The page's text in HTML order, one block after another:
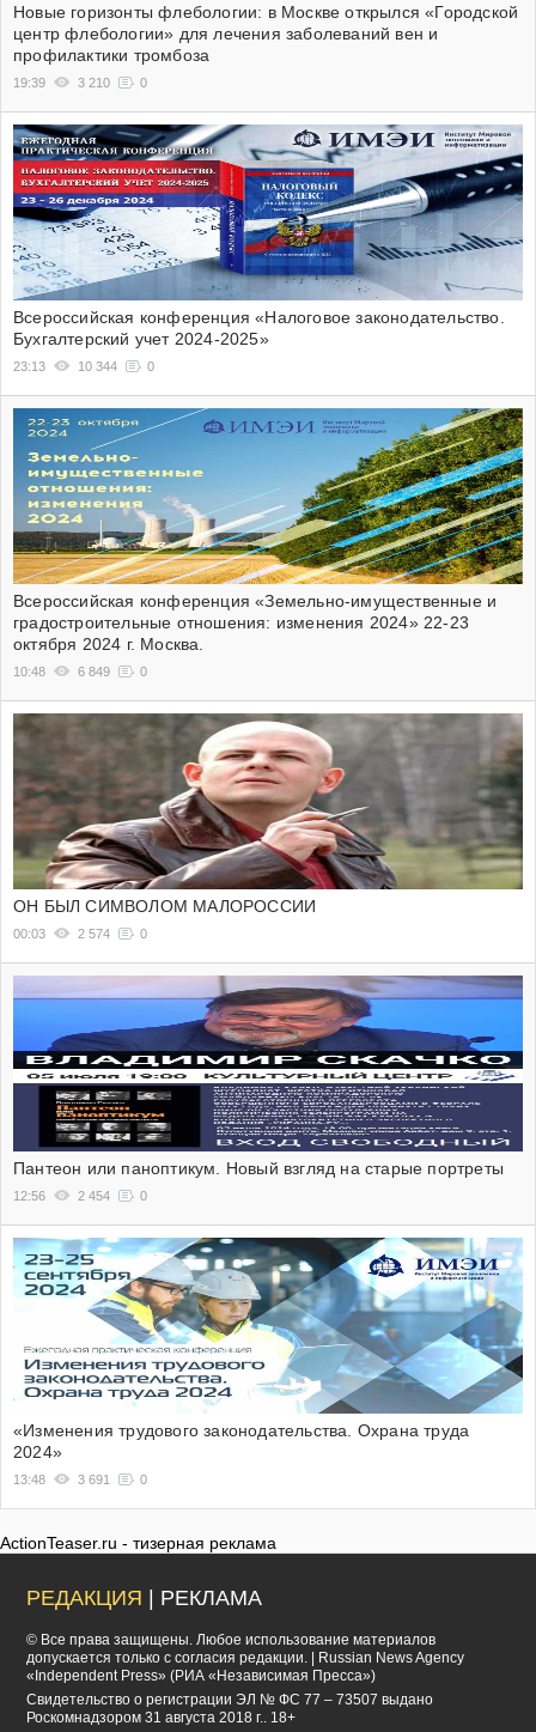
Новые горизонты флебологии: в Москве открылся «Городской
центр флебологии» для лечения заболеваний вен и
профилактики тромбоза
19:39 3 210 0
Всероссийская конференция «Налоговое законодательство.
Бухгалтерский учет 2024-2025»
23:13 10 344 0
Всероссийская конференция «Земельно-имущественные и
градостроительные отношения: изменения 2024» 22-23
октября 2024 г. Москва.
10:48 6 849 0
ОН БЫЛ СИМВОЛОМ МАЛОРОССИИ
00:03 2 574 0
Пантеон или паноптикум. Новый взгляд на старые портреты
12:56 2 454 0
«Изменения трудового законодательства. Охрана труда
2024»
13:48 3 691 0
ActionTeaser.ru - тизерная реклама
РЕДАКЦИЯ | РЕКЛАМА
© Все права защищены. Любое использование материалов
допускается только с согласия редакции. | Russian News Agency
«Independent Press» (РИА «Независимая Пресса»)
Cвидетельство о регистрации ЭЛ № ФС 77 – 73507 выдано
Роскомнадзором 31 августа 2018 г.. 18+